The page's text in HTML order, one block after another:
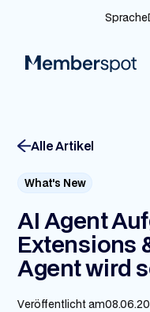
Sprache
Alle Artikel
What's New
AI Agent
Extensions
Agent wird
Veröffentlicht am